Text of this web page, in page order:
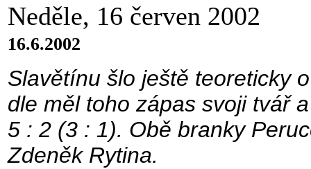
Neděle, 16 červen 2002
16.6.2002
Slavětínu šlo ještě teoreticky
dle měl toho zápas svoji tvář
5 : 2 (3 : 1). Obě branky
Zdeněk Rytina.